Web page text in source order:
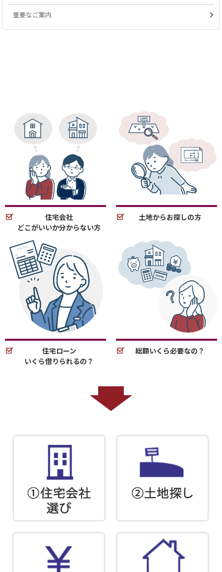
重要なご案内
住宅会社
どこがいいか分からない方
土地からお探しの方
住宅ローン
いくら借りられるの？
総額いくら必要なの？